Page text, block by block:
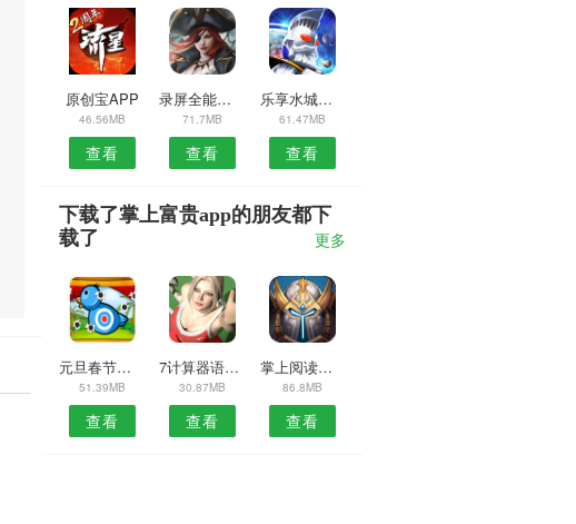
原创宝APP
46.56MB
查看
录屏全能王安卓版
71.7MB
查看
乐享水城安卓版
61.47MB
查看
下载了掌上富贵app的朋友都下
载了
更多
元旦春节祝福语安卓版
51.39MB
查看
7计算器语音播APP
30.87MB
查看
掌上阅读神器APP
86.8MB
查看